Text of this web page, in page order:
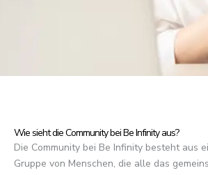
Wie sieht die Community bei Be Infinity aus?
Die Community bei Be Infinity besteht aus
Gruppe von Menschen, die alle das